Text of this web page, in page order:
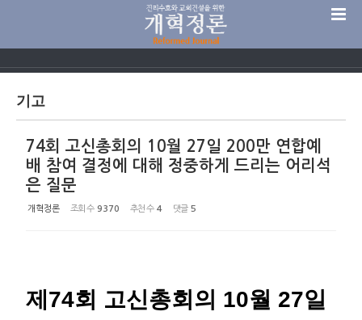
기고
74회 고신총회의 10월 27일 200만 연합예
배 참여 결정에 대해 정중하게 드리는 어리석
은 질문
개혁정론 조회 수 9370 추천 수 4 댓글 5
제74회 고신총회의 10월 27일
Sketchbook5, 스케치북5
Sketchbook5, 스케치북5